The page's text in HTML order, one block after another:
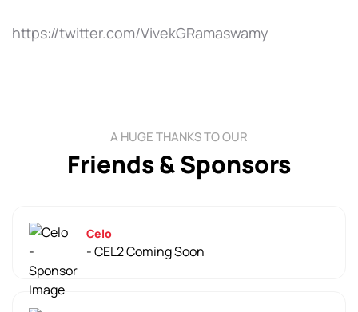
https://twitter.com/VivekGRamaswamy
A HUGE THANKS TO OUR
Friends & Sponsors
Celo
- CEL2 Coming Soon